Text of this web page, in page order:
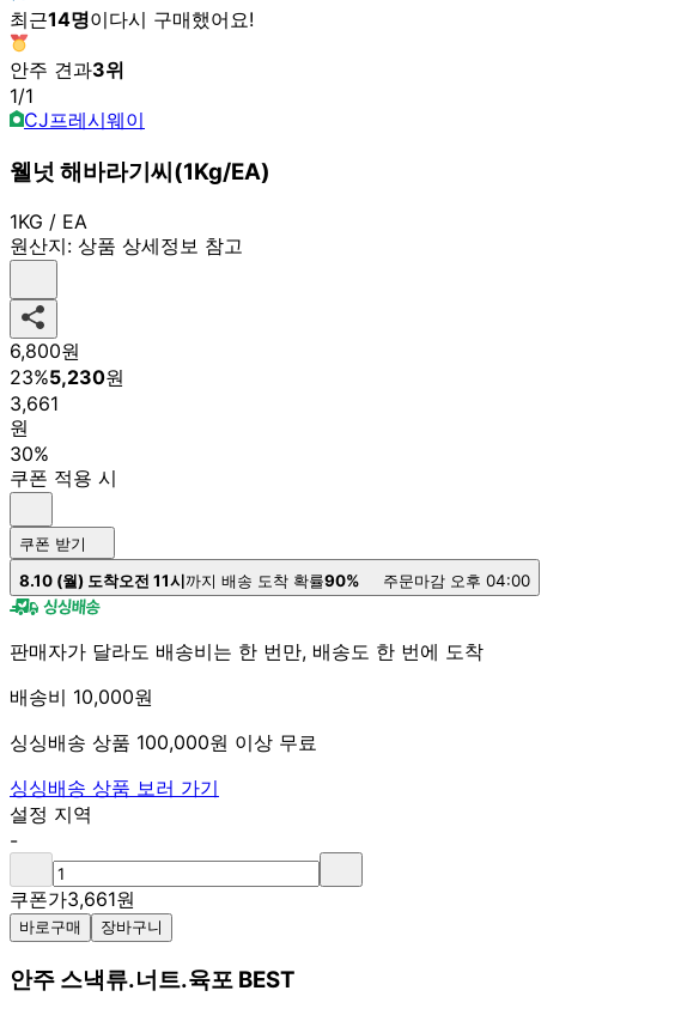
최근14명이다시 구매했어요!
안주 견과3위
1/1
CJ프레시웨이
웰넛 해바라기씨(1Kg/EA)
1KG / EA
원산지: 상품 상세정보 참고
6,800원
23%5,230원
3,661
원
30%
쿠폰 적용 시
쿠폰 받기
8.10 (월) 도착오전 11시까지 배송 도착 확률90% 주문마감 오후 04:00
판매자가 달라도 배송비는 한 번만, 배송도 한 번에 도착
배송비 10,000원
싱싱배송 상품 100,000원 이상 무료
싱싱배송 상품 보러 가기
설정 지역
-
쿠폰가3,661원
바로구매 장바구니
안주 스낵류.너트.육포 BEST